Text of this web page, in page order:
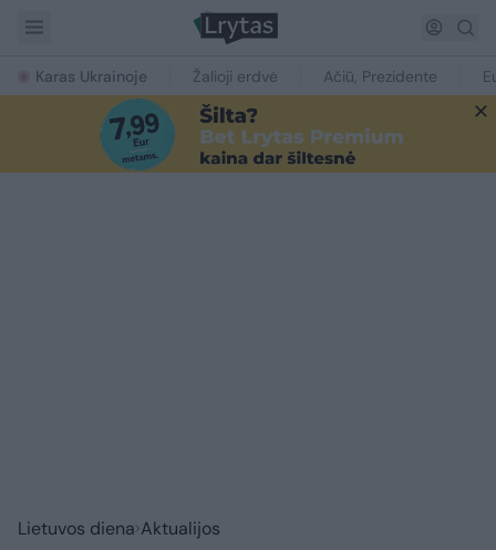
Karas Ukrainoje Žalioji erdvė Ačiū, Prezidente
Lietuvos diena Aktualijos